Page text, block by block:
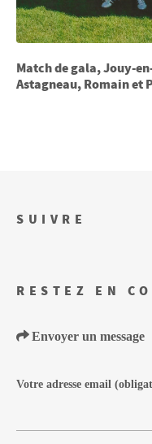
Match de gala, Jouy-
Astagneau, Romain et
RESTEZ EN
Envoyer un message
Votre adresse email
SUIVRE